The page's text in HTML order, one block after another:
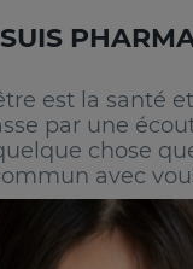
est la santé
par une
chose
avec